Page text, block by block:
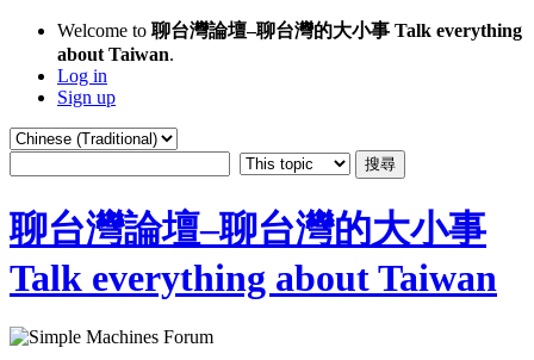
Welcome to 聊台灣論壇–聊台灣的大小事 Talk everything
about Taiwan.
Log in
Sign up
聊台灣論壇–聊台灣的大小事
Talk everything about Taiwan